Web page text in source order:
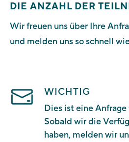
DIE ANZAHL DER
Wir freuen uns über Ihre
und melden uns so schnell
WICHTIG
Dies ist eine
Sobald wir die
haben, melden wir